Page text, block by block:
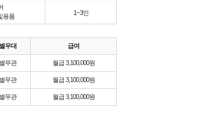
용품
1~3인
우대 급여
무관 월급 3,100,000원
무관 월급 3,100,000원
무관 월급 3,100,000원